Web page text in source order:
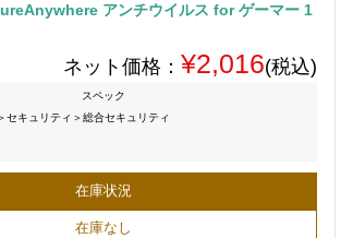
アンチウイルス for ゲーマー 1
ネット価格： ¥2,016(税込)
スペック
セキュリティ＞総合セキュリティ
在庫状況
在庫なし